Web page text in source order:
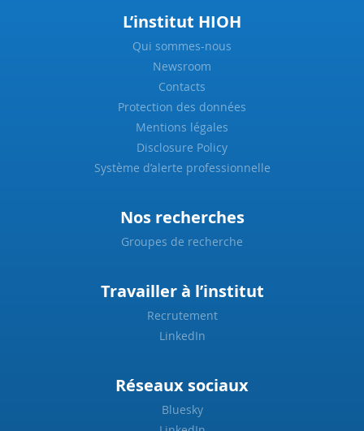
L’institut HIOH
Qui sommes-nous
Newsroom
Contacts
Protection des données
Mentions légales
Disclosure Policy
Système d’alerte professionnelle
Nos recherches
Groupes de recherche
Travailler à l’institut
Recrutement
LinkedIn
Réseaux sociaux
Bluesky